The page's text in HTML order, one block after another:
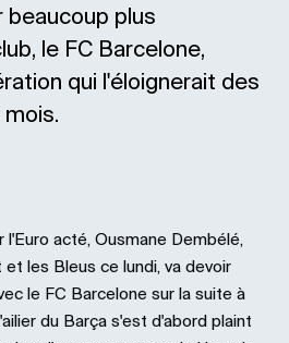
plus
le FC Barcelone,
qui l'éloignerait des
acté, Ousmane Dembélé,
les Bleus ce lundi, va devoir
le FC Barcelone sur la suite à
du Barça s'est d'abord plaint